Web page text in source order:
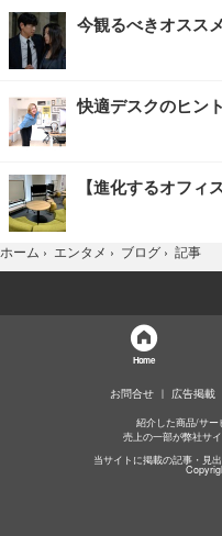
今観るべきオスス
快適デスクのヒン
【進化するオフィ
ホーム › エンタメ › ブログ › 記事
Home
お問合せ 広告掲載
紹介した商品/サー
売上の一部が弊社サ
当サイトに掲載の記事・見